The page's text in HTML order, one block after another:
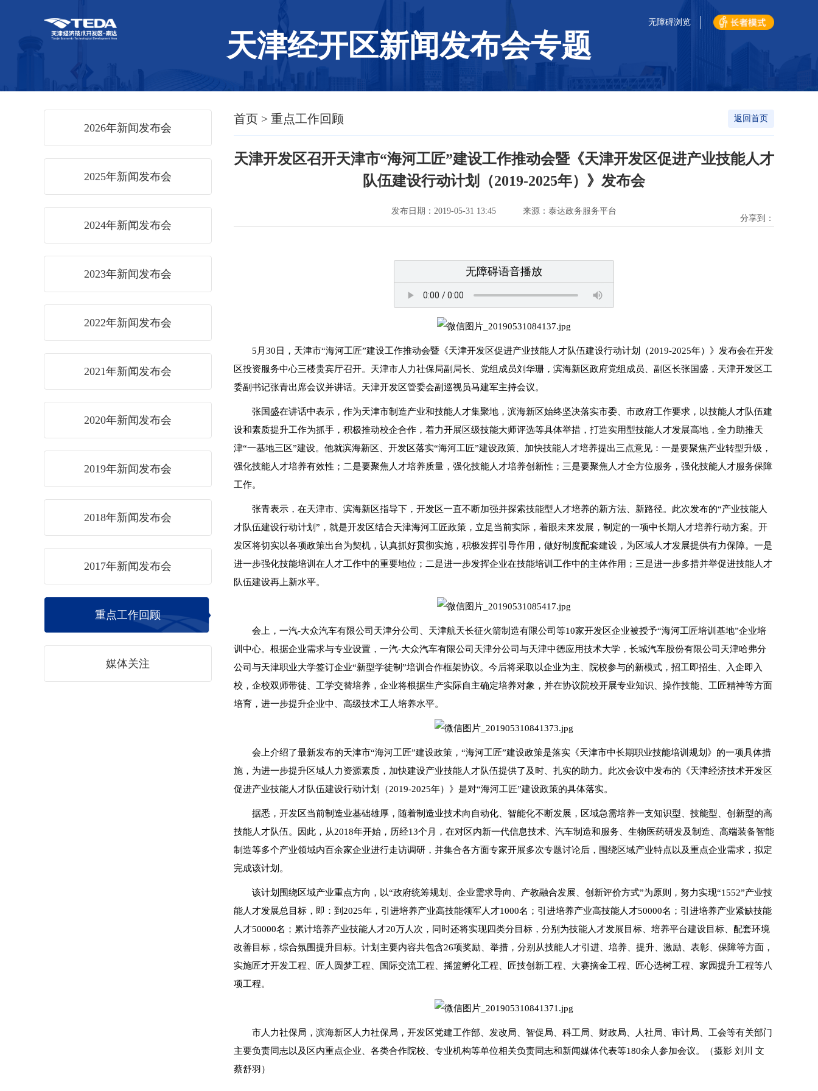
无障碍浏览
天津经开区新闻发布会专题
2026年新闻发布会
2025年新闻发布会
2024年新闻发布会
2023年新闻发布会
2022年新闻发布会
2021年新闻发布会
2020年新闻发布会
2019年新闻发布会
2018年新闻发布会
2017年新闻发布会
重点工作回顾
媒体关注
首页 > 重点工作回顾 返回首页
天津开发区召开天津市“海河工匠”建设工作推动会暨《天津开发区促进产业技能人才
队伍建设行动计划（2019-2025年）》发布会
发布日期：2019-05-31 13:45
来源：泰达政务服务平台
分享到：
无障碍语音播放
5月30日，天津市“海河工匠”建设工作推动会暨《天津开发区促进产业技能人才队伍建设行动计划（2019-2025年）》发布会在开发
区投资服务中心三楼贵宾厅召开。天津市人力社保局副局长、党组成员刘华珊，滨海新区政府党组成员、副区长张国盛，天津开发区工
委副书记张青出席会议并讲话。天津开发区管委会副巡视员马建军主持会议。
张国盛在讲话中表示，作为天津市制造产业和技能人才集聚地，滨海新区始终坚决落实市委、市政府工作要求，以技能人才队伍建
设和素质提升工作为抓手，积极推动校企合作，着力开展区级技能大师评选等具体举措，打造实用型技能人才发展高地，全力助推天
津“一基地三区”建设。他就滨海新区、开发区落实“海河工匠”建设政策、加快技能人才培养提出三点意见：一是要聚焦产业转型升级，
强化技能人才培养有效性；二是要聚焦人才培养质量，强化技能人才培养创新性；三是要聚焦人才全方位服务，强化技能人才服务保障
工作。
张青表示，在天津市、滨海新区指导下，开发区一直不断加强并探索技能型人才培养的新方法、新路径。此次发布的“产业技能人
才队伍建设行动计划”，就是开发区结合天津海河工匠政策，立足当前实际，着眼未来发展，制定的一项中长期人才培养行动方案。开
发区将切实以各项政策出台为契机，认真抓好贯彻实施，积极发挥引导作用，做好制度配套建设，为区域人才发展提供有力保障。一是
进一步强化技能培训在人才工作中的重要地位；二是进一步发挥企业在技能培训工作中的主体作用；三是进一步多措并举促进技能人才
队伍建设再上新水平。
会上，一汽-大众汽车有限公司天津分公司、天津航天长征火箭制造有限公司等10家开发区企业被授予“海河工匠培训基地”企业培
训中心。根据企业需求与专业设置，一汽-大众汽车有限公司天津分公司与天津中德应用技术大学，长城汽车股份有限公司天津哈弗分
公司与天津职业大学签订企业“新型学徒制”培训合作框架协议。今后将采取以企业为主、院校参与的新模式，招工即招生、入企即入
校，企校双师带徒、工学交替培养，企业将根据生产实际自主确定培养对象，并在协议院校开展专业知识、操作技能、工匠精神等方面
培育，进一步提升企业中、高级技术工人培养水平。
会上介绍了最新发布的天津市“海河工匠”建设政策，“海河工匠”建设政策是落实《天津市中长期职业技能培训规划》的一项具体措
施，为进一步提升区域人力资源素质，加快建设产业技能人才队伍提供了及时、扎实的助力。此次会议中发布的《天津经济技术开发区
促进产业技能人才队伍建设行动计划（2019-2025年）》是对“海河工匠”建设政策的具体落实。
据悉，开发区当前制造业基础雄厚，随着制造业技术向自动化、智能化不断发展，区域急需培养一支知识型、技能型、创新型的高
技能人才队伍。因此，从2018年开始，历经13个月，在对区内新一代信息技术、汽车制造和服务、生物医药研发及制造、高端装备智能
制造等多个产业领域内百余家企业进行走访调研，并集合各方面专家开展多次专题讨论后，围绕区域产业特点以及重点企业需求，拟定
完成该计划。
该计划围绕区域产业重点方向，以“政府统筹规划、企业需求导向、产教融合发展、创新评价方式”为原则，努力实现“1552”产业技
能人才发展总目标，即：到2025年，引进培养产业高技能领军人才1000名；引进培养产业高技能人才50000名；引进培养产业紧缺技能
人才50000名；累计培养产业技能人才20万人次，同时还将实现四类分目标，分别为技能人才发展目标、培养平台建设目标、配套环境
改善目标，综合氛围提升目标。计划主要内容共包含26项奖励、举措，分别从技能人才引进、培养、提升、激励、表彰、保障等方面，
实施匠才开发工程、匠人圆梦工程、国际交流工程、摇篮孵化工程、匠技创新工程、大赛摘金工程、匠心选树工程、家园提升工程等八
项工程。
市人力社保局，滨海新区人力社保局，开发区党建工作部、发改局、智促局、科工局、财政局、人社局、审计局、工会等有关部门
主要负责同志以及区内重点企业、各类合作院校、专业机构等单位相关负责同志和新闻媒体代表等180余人参加会议。
（摄影 刘川 文
蔡舒羽）